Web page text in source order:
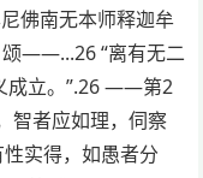
佛南无本师释迦牟
——...26 “离有无二
成立。”.26 ——第2
智者应如理，伺察
实得，如愚者分